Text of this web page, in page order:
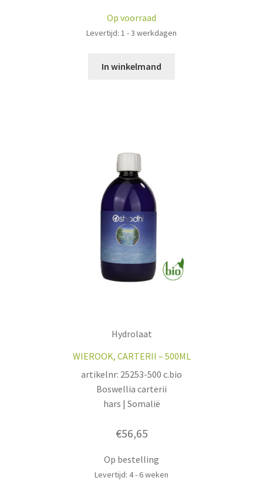
Op voorraad
Levertijd: 1 - 3 werkdagen
In winkelmand
Hydrolaat
WIEROOK, CARTERII – 500ML
artikelnr: 25253-500 c.bio
Boswellia carterii
hars | Somalië
€56,65
Op bestelling
Levertijd: 4 - 6 weken